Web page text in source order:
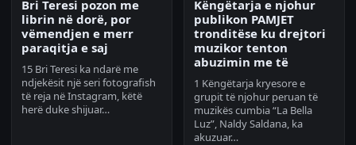
Bri Teresi pozon me
librin në dorë, por
vëmendjen e merr
paraqitja e saj
15 Bri Teresi ka ndarë me
ndjekësit një seri fotografish
të reja në Instagram, këtë
herë duke shijuar…
Këngëtarja e njohur
publikon PAMJET
tronditëse ku drejtori
muzikor tenton
abuzimin me të
1 Këngëtarja kryesore e
grupit të njohur peruan të
muzikës cumbia “La Bella
Luz”, Naldy Saldana, ka
akuzuar…